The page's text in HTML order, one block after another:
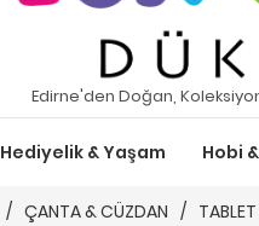
Edirne'den Doğan,
Hediyelik & Yaşam Hobi
/ ÇANTA & CÜZDAN /